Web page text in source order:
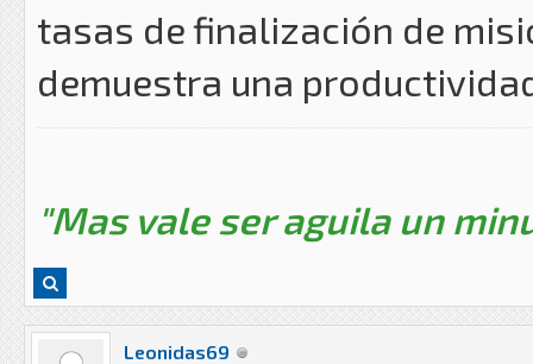
tasas de finalización de
demuestra una
"Mas vale ser aguila un
Leonidas69